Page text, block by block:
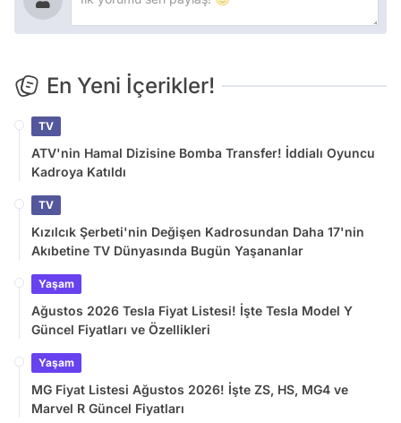
En Yeni İçerikler!
TV
ATV'nin Hamal Dizisine Bomba Transfer! İddialı Oyuncu
Kadroya Katıldı
TV
Kızılcık Şerbeti'nin Değişen Kadrosundan Daha 17'nin
Akıbetine TV Dünyasında Bugün Yaşananlar
Yaşam
Ağustos 2026 Tesla Fiyat Listesi! İşte Tesla Model Y
Güncel Fiyatları ve Özellikleri
Yaşam
MG Fiyat Listesi Ağustos 2026! İşte ZS, HS, MG4 ve
Marvel R Güncel Fiyatları